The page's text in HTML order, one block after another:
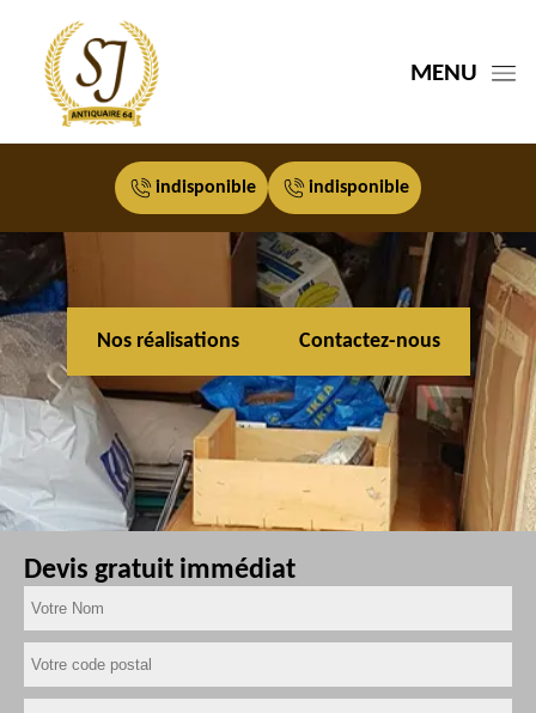
MENU
indisponible indisponible
Nos réalisations Contactez-nous
Devis gratuit immédiat